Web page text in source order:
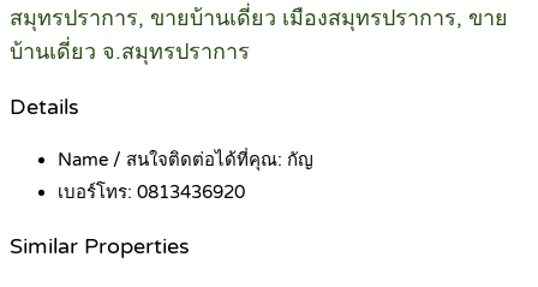
สมุทรปราการ, ขายบ้านเดี่ยว เมืองสมุทรปราการ, ขาย
บ้านเดี่ยว จ.สมุทรปราการ
Details
Name / สนใจติดต่อได้ที่คุณ: กัญ
เบอร์โทร: 0813436920
Similar Properties